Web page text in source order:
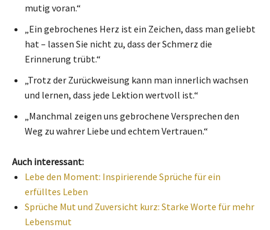
mutig voran.“
„Ein gebrochenes Herz ist ein Zeichen, dass man geliebt
hat – lassen Sie nicht zu, dass der Schmerz die
Erinnerung trübt.“
„Trotz der Zurückweisung kann man innerlich wachsen
und lernen, dass jede Lektion wertvoll ist.“
„Manchmal zeigen uns gebrochene Versprechen den
Weg zu wahrer Liebe und echtem Vertrauen.“
Auch interessant:
Lebe den Moment: Inspirierende Sprüche für ein
erfülltes Leben
Sprüche Mut und Zuversicht kurz: Starke Worte für mehr
Lebensmut